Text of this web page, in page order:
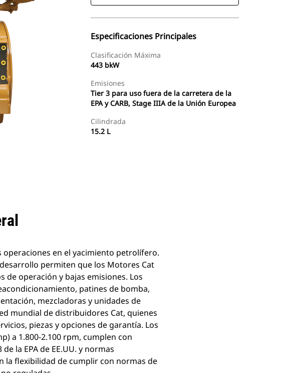
Especificaciones Principales
Clasificación Máxima
443 bkW
Emisiones
Tier 3 para uso fuera de la carretera de la
EPA y CARB, Stage IIIA de la Unión Europea
Cilindrada
15.2 L
operaciones en el yacimiento petrolífero.
permiten que los Motores Cat
de operación y bajas emisiones. Los
patines de bomba,
mezcladoras y unidades de
mundial de distribuidores Cat, quienes
piezas y opciones de garantía. Los
a 1.800-2.100 rpm, cumplen con
la EPA de EE.UU. y normas
la flexibilidad de cumplir con normas de